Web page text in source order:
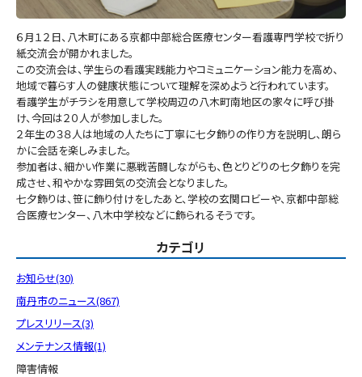
６月１２日、八木町にある京都中部総合医療センター看護専門学校で折り
紙交流会が開かれました。
この交流会は、学生らの看護実践能力やコミュニケーション能力を高め、
地域で暮らす人の健康状態について理解を深めようと行われています。
看護学生がチラシを用意して学校周辺の八木町南地区の家々に呼び掛
け、今回は２０人が参加しました。
２年生の３８人は地域の人たちに丁寧に七夕飾りの作り方を説明し、朗ら
かに会話を楽しみました。
参加者は、細かい作業に悪戦苦闘しながらも、色とりどりの七夕飾りを完
成させ、和やかな雰囲気の交流会となりました。
七夕飾りは、笹に飾り付けをしたあと、学校の玄関ロビーや、京都中部総
合医療センター、八木中学校などに飾られるそうです。
カテゴリ
お知らせ(30)
南丹市のニュース(867)
プレスリリース(3)
メンテナンス情報(1)
障害情報